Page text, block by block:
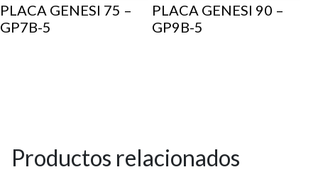
PLACA GENESI 75 –
GP7B-5
PLACA GENESI 90 –
GP9B-5
Productos relacionados